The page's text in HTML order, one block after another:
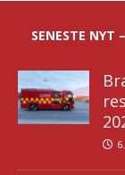
SENESTE NYT